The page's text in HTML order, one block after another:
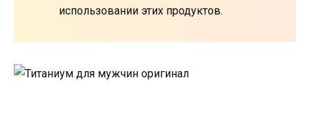
использовании этих продуктов.